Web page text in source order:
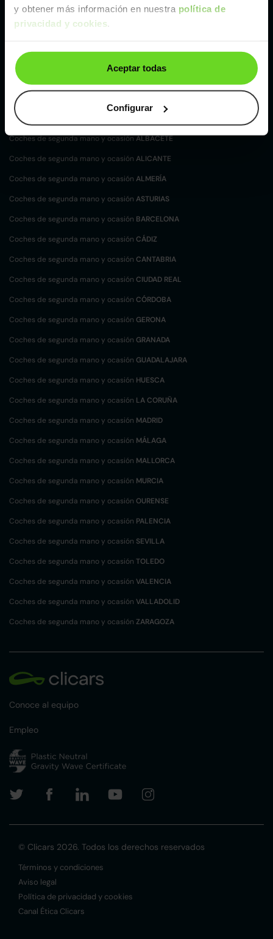
y obtener más información en nuestra política de
privacidad y cookies.
Aceptar todas
Configurar
Zaragoza
Ver Citroen C4 de segunda mano y ocasión
Citroen C4 de segunda mano y ocasión
Coches de segunda mano y ocasión por
localización
Coches de segunda mano y ocasiónALBACETE
Coches de segunda mano y ocasión ALICANTE
Coches de segunda mano y ocasión ALMERÍA
Coches de segunda mano y ocasión ASTURIAS
Coches de segunda mano y ocasión BARCELONA
Coches de segunda mano y ocasión CÁDIZ
Coches de segunda mano y ocasión CANTABRIA
Coches de segunda mano y ocasión CIUDAD REAL
Coches de segunda mano y ocasión CÓRDOBA
Coches de segunda mano y ocasión GERONA
Coches de segunda mano y ocasión GRANADA
Coches de segunda mano y ocasión GUADALAJARA
Coches de segunda mano y ocasión HUESCA
Coches de segunda mano y ocasión LA CORUÑA
Coches de segunda mano y ocasión MADRID
Coches de segunda mano y ocasión MÁLAGA
Coches de segunda mano y ocasión MALLORCA
Coches de segunda mano y ocasión MURCIA
Coches de segunda mano y ocasión OURENSE
Coches de segunda mano y ocasión PALENCIA
Coches de segunda mano y ocasión SEVILLA
Coches de segunda mano y ocasión TOLEDO
Coches de segunda mano y ocasión VALENCIA
Coches de segunda mano y ocasión VALLADOLID
Coches de segunda mano y ocasión ZARAGOZA
Conoce al equipo
Empleo
© Clicars 2026. Todos los derechos reservados
Términos y condiciones
Aviso legal
Política de privacidad y cookies
Canal Ética Clicars